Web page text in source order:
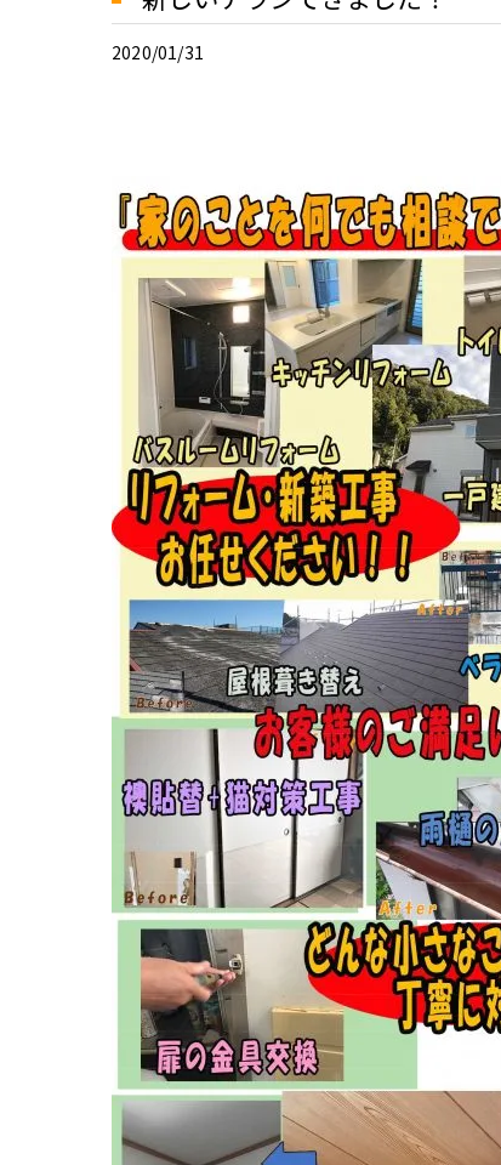
2020/01/31